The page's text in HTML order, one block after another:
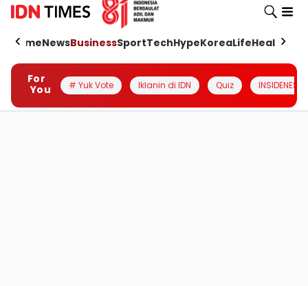
HomeNewsBusinessSportTechHypeKoreaLifeHealth
For
You
# Yuk Vote Iklanin di IDN Quiz INSIDENESIA